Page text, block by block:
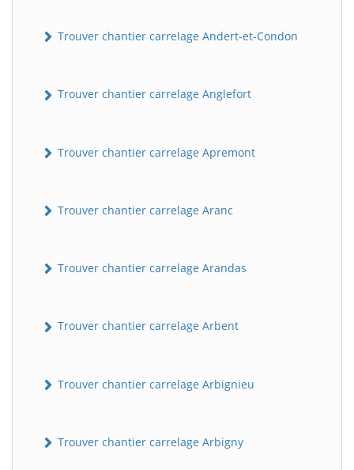
Trouver chantier carrelage Andert-et-Condon
Trouver chantier carrelage Anglefort
Trouver chantier carrelage Apremont
Trouver chantier carrelage Aranc
Trouver chantier carrelage Arandas
Trouver chantier carrelage Arbent
Trouver chantier carrelage Arbignieu
Trouver chantier carrelage Arbigny